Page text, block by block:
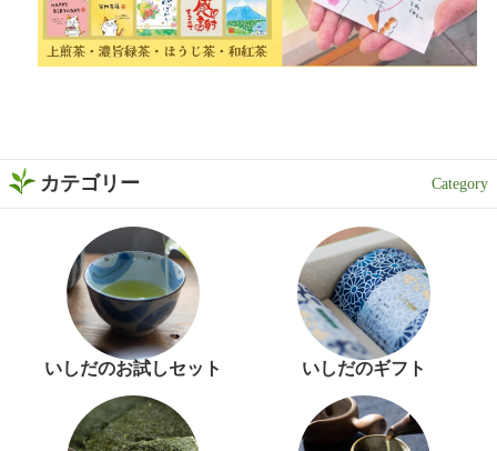
カテゴリー
いしだのお試しセット いしだのギフト